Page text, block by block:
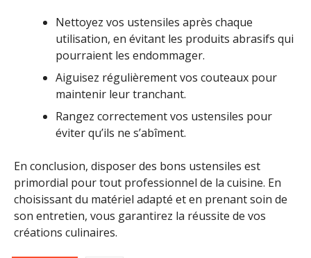
Nettoyez vos ustensiles après chaque
utilisation, en évitant les produits abrasifs qui
pourraient les endommager.
Aiguisez régulièrement vos couteaux pour
maintenir leur tranchant.
Rangez correctement vos ustensiles pour
éviter qu’ils ne s’abîment.
En conclusion, disposer des bons ustensiles est
primordial pour tout professionnel de la cuisine. En
choisissant du matériel adapté et en prenant soin de
son entretien, vous garantirez la réussite de vos
créations culinaires.